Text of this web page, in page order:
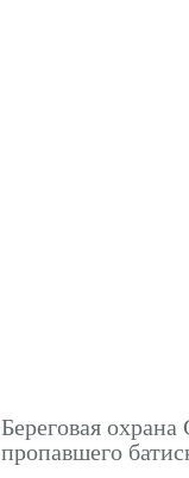
Береговая
пропавшего